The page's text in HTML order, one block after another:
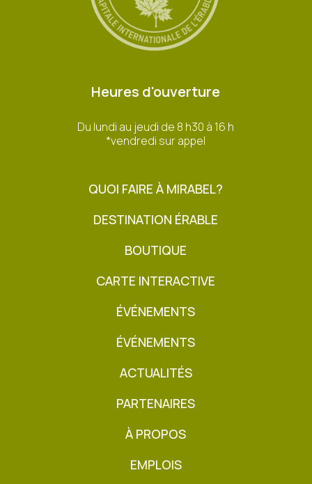
Heures d'ouverture
Du lundi au jeudi de 8 h30 à 16 h
*vendredi sur appel
QUOI FAIRE À MIRABEL?
DESTINATION ÉRABLE
BOUTIQUE
CARTE INTERACTIVE
ÉVÉNEMENTS
ÉVÉNEMENTS
ACTUALITÉS
PARTENAIRES
À PROPOS
EMPLOIS